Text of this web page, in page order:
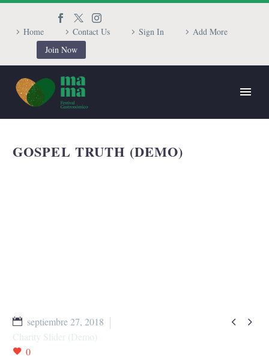
Home Contact Us Sign In
Add More
Join Now
GOSPEL TRUTH (DEMO)
 
septiembre 27, 2018
Charity Slider (Demo)
0